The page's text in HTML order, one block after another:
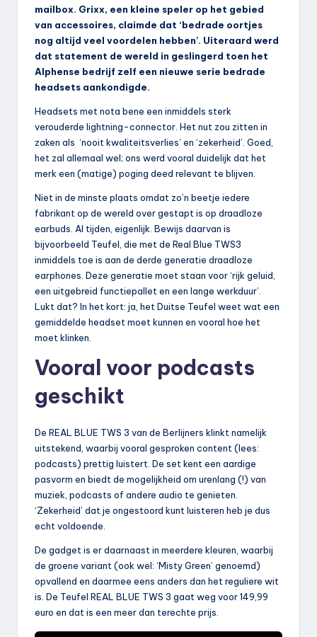
mailbox. Grixx, een kleine speler op het gebied
van accessoires, claimde dat ‘bedrade oortjes
nog altijd veel voordelen hebben’. Uiteraard werd
dat statement de wereld in geslingerd toen het
Alphense bedrijf zelf een nieuwe serie bedrade
headsets aankondigde.
Headsets met nota bene een inmiddels sterk
verouderde lightning-connector. Het nut zou zitten in
zaken als ‘nooit kwaliteitsverlies’ en ‘zekerheid’. Goed,
het zal allemaal wel; ons werd vooral duidelijk dat het
merk een (matige) poging deed relevant te blijven.
Niet in de minste plaats omdat zo’n beetje iedere
fabrikant op de wereld over gestapt is op draadloze
earbuds. Al tijden, eigenlijk. Bewijs daarvan is
bijvoorbeeld Teufel, die met de Real Blue TWS3
inmiddels toe is aan de derde generatie draadloze
earphones. Deze generatie moet staan voor ‘rijk geluid,
een uitgebreid functiepallet en een lange werkduur’.
Lukt dat? In het kort: ja, het Duitse Teufel weet wat een
gemiddelde headset moet kunnen en vooral hoe het
moet klinken.
Vooral voor podcasts
geschikt
De REAL BLUE TWS 3 van de Berlijners klinkt namelijk
uitstekend, waarbij vooral gesproken content (lees:
podcasts) prettig luistert. De set kent een aardige
pasvorm en biedt de mogelijkheid om urenlang (!) van
muziek, podcasts of andere audio te genieten.
‘Zekerheid’ dat je ongestoord kunt luisteren heb je dus
echt voldoende.
De gadget is er daarnaast in meerdere kleuren, waarbij
de groene variant (ook wel: ‘Misty Green’ genoemd)
opvallend en daarmee eens anders dan het reguliere wit
is. De Teufel REAL BLUE TWS 3 gaat weg voor 149,99
euro en dat is een meer dan terechte prijs.